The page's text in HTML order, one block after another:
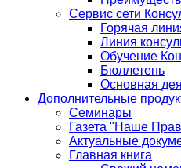
Сервис сети
Горячая
Линия
Обучение
Бюллетень
Основная
Дополнительные
Семинары
Газета "Наше
Актуальные
Главная книга